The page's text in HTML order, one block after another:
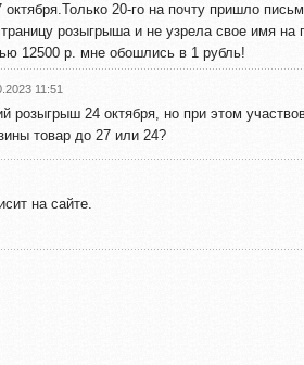
20-го на почту пришло
розыгрыша и не узрела свое имя на
12500 р. мне обошлись в 1 рубль!
11:51
розыгрыш 24 октября, но при этом
товар до 27 или 24?
на сайте.